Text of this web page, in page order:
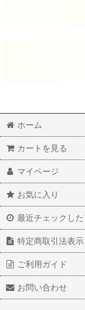
ホーム
カートを見る
マイページ
お気に入り
最近チェックし
特定商取引法表示
ご利用ガイド
お問い合わせ